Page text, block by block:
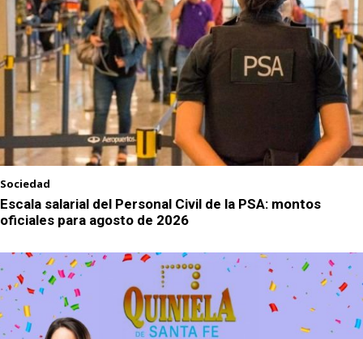
Sociedad
Escala salarial del Personal Civil de la PSA: montos
oficiales para agosto de 2026